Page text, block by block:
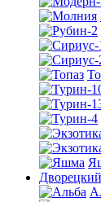
Дворецкий